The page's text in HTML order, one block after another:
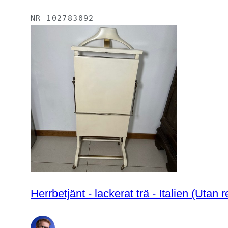
NR 102783092
Herrbetjänt -